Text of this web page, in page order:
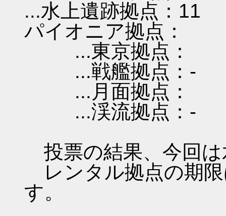
...水上遺跡拠点：11
パイオニア拠点：
...東京拠点：
...戦艦拠点：-
...月面拠点：
...渓流拠点：-
投票の結果、今回
レンタル拠点の期
す。